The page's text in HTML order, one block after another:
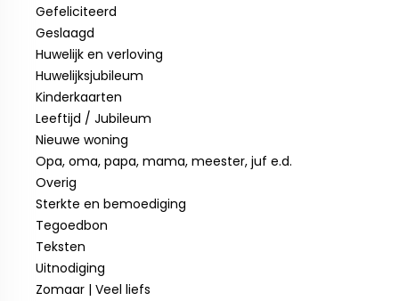
Gefeliciteerd
Geslaagd
Huwelijk en verloving
Huwelijksjubileum
Kinderkaarten
Leeftijd / Jubileum
Nieuwe woning
Opa, oma, papa, mama, meester, juf e.d.
Overig
Sterkte en bemoediging
Tegoedbon
Teksten
Uitnodiging
Zomaar | Veel liefs